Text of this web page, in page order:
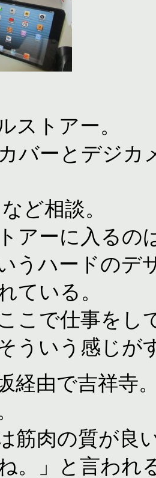
ストアー。
バーとデジ
ど相談。
アーに入るの
うハードのデ
ている。
こで仕事をし
ういう感じが
経由で吉祥寺
筋肉の質が
。」と言われ